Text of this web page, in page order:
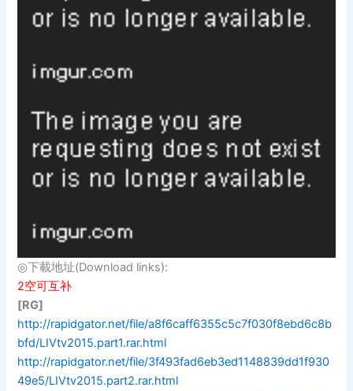
◎下載地址(Download links):
2空可互补
[RG]
http://rapidgator.net/file/a8f6caff6355c5c7f030f8ebd6c8b
bfd/LIVtv2015.part1.rar.html
http://rapidgator.net/file/3f493fad6eb3ed1148839dd1f930
49e5/LIVtv2015.part2.rar.html